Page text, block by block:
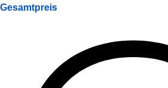
Gesamtpreis